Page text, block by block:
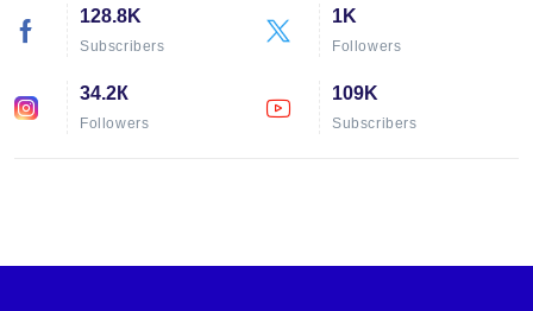
128.8K
Subscribers
1K
Followers
34.2К
Followers
109K
Subscribers